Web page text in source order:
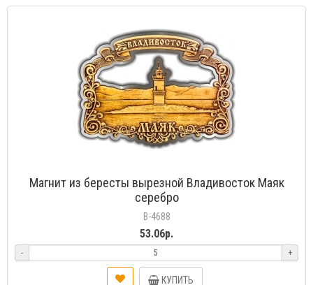
Магнит из бересты вырезной Владивосток Маяк
серебро
В-4688
53.06р.
- +
КУПИТЬ